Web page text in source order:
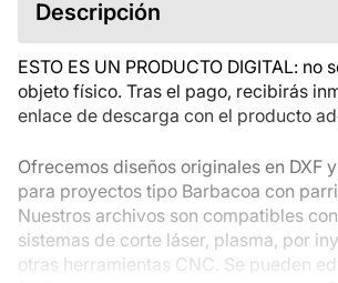
comprarlo y que te pongas en contacto
tienes alguna duda. Si tienes
ponte en contacto directamente con el
Descripción
ESTO ES UN PRODUCTO DIGITAL: no
objeto físico. Tras el pago, recibirás
enlace de descarga con el producto
Ofrecemos diseños originales en DXF
para proyectos tipo Barbacoa con
Nuestros archivos son compatibles
sistemas de corte láser, plasma, por
otras herramientas CNC. Se pueden